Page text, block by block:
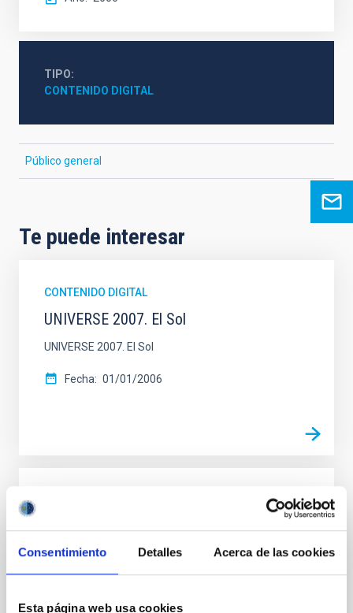
Consentimiento Detalles Acerca de las cookies
Esta página web usa cookies
TIPO
CONTENIDO DIGITAL
Público general
Te puede interesar
CONTENIDO DIGITAL
UNIVERSE 2007. El Sol
UNIVERSE 2007. El Sol
Fecha 01/01/2006
UNIVERSE 2007. Marte
UNIVERSE 2007. Marte